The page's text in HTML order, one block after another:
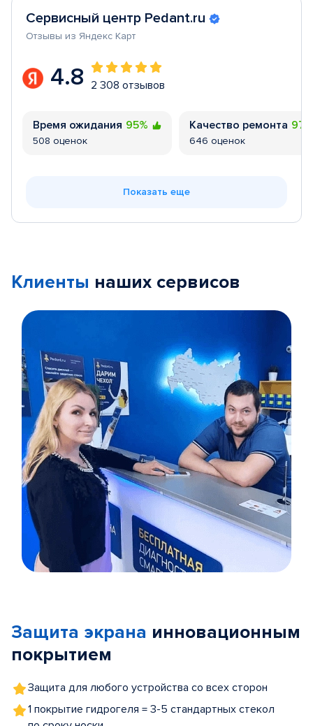
Сервисный центр Pedant.ru
Отзывы из Яндекс Карт
4.8 2 308 отзывов
Время ожидания 95%
508 оценок
Качество ремонта
646 оценок
Показать еще
Клиенты наших сервисов
5
Защита экрана инновационным
покрытием
Защита для любого устройства со всех сторон
1 покрытие гидрогеля = 3-5 стандартных стекол